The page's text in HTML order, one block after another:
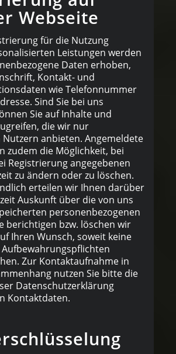
Webseite
für die Nutzung
Leistungen werden
Daten erhoben,
Kontakt- und
wie Telefonnummer
Sind Sie bei uns
Sie auf Inhalte und
die wir nur
anbieten. Angemeldete
zudem die Möglichkeit, bei
Registrierung angegebenen
zu ändern oder zu löschen.
erteilen wir Ihnen darüber
Auskunft über die von uns
personenbezogenen
berichtigen bzw. löschen wir
Ihren Wunsch, soweit keine
Aufbewahrungspflichten
Zur Kontaktaufnahme in
nutzen Sie bitte die
Datenschutzerklärung
Kontaktdaten.